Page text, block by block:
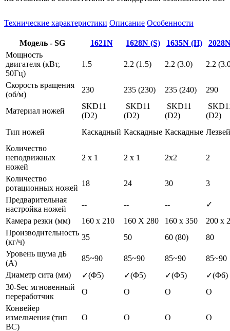
Технические характеристики Описание Особенности
Модель - SG 1621N 1628N (S) 1635N (H)
Мощность
двигателя (кВт,
50Гц)
1.5 2.2 (1.5) 2.2 (3.0) 2.2
Скорость вращения
(об/м)
230 235 (230) 235 (240) 290
Материал ножей
SKD11
(D2)
SKD11
(D2)
SKD11
(D2)
(D2)
Тип ножей
Каскадный Каскадные Каскадные
Количество
неподвижных
ножей
2 x 1 2 x 1 2x2 2
Количество
ротационных ножей
18 24 30
3
Предварительная
настройка ножей
-- -- --
✓
Камера резки (мм)
160 x 210 160 X 280 160 x 350
200 x
Производительность
(кг/ч)
35 50 60 (80)
80
Уровень шума дБ
(А)
85~90 85~90 85~90
85~90
Диаметр сита (мм)
✓(Φ5) ✓(Φ5) ✓(Φ5)
✓(Φ6)
30-Sec мгновенный
переработчик
O O O
O
Конвейер
измельчения (тип
BC)
O O O O